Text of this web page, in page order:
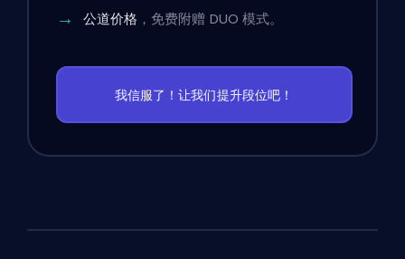
公道价格 ，免费附赠 DUO 模式。
我信服了！让我们提升段位吧！